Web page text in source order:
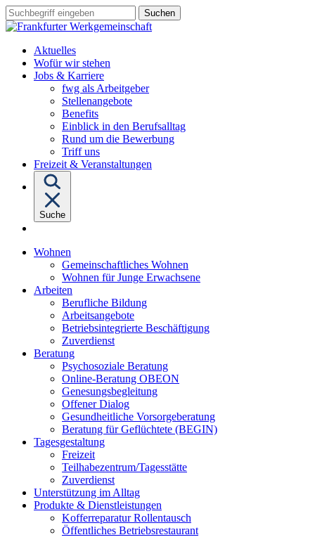
Sprungziel:
Zum
Sprungziel:
Zur
Sprungziel:
Zum
Suchbegriff
eingeben
Aktuelles
Wofür wir stehen
Jobs & KarriereUntermenü
von
"Jobs
&
fwg als Arbeitgeber
Stellenangebote
Benefits
Einblick in den Berufsalltag
Rund um die Bewerbung
Triff uns
Freizeit & Veranstaltungen
Suche
Wohnen
von
"Wohnen"
Gemeinschaftliches Wohnen
Wohnen für Junge Erwachsene
Arbeiten
von
"Arbeiten"
Berufliche Bildung
Arbeitsangebote
Betriebsintegrierte Beschäftigung
Zuverdienst
BeratungUntermenü
von
"Beratung"
Psychosoziale Beratung
Online-Beratung OBEON
Genesungsbegleitung
Offener Dialog
Gesundheitliche Vorsorgeberatung
Beratung für Geflüchtete (BEGIN)
TagesgestaltungUntermenü
"Tagesgestaltung"
Freizeit
Teilhabezentrum/Tagesstätte
Zuverdienst
Unterstützung im Alltag
Produkte & Dienstleistungen
von
"Produkte
&
Kofferreparatur Rollentausch
Öffentliches Betriebsrestaurant